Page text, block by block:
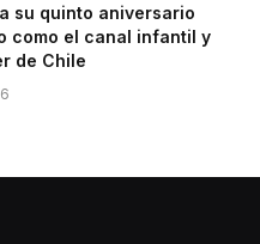
su quinto aniversario
como el canal infantil y
de Chile